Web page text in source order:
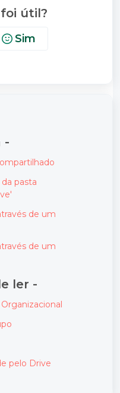
útil?
Sim
-
pasta
de um
de um
ler -
pelo Drive